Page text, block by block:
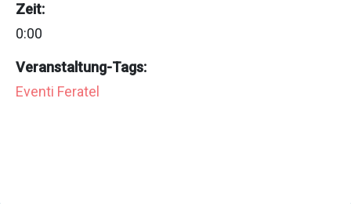
Zeit:
0:00
Veranstaltung-Tags:
Eventi Feratel